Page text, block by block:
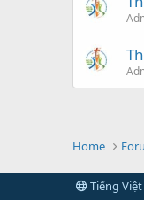
Home
Tiếng Việt